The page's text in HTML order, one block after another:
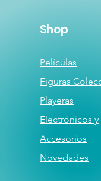
Shop
Películas
Figuras
Playeras
Electrónicos y
Accesorios
Novedades